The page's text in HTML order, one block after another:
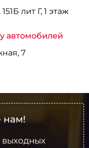
лит Г, 1 этаж
автомобилей
7
нам!
выходных